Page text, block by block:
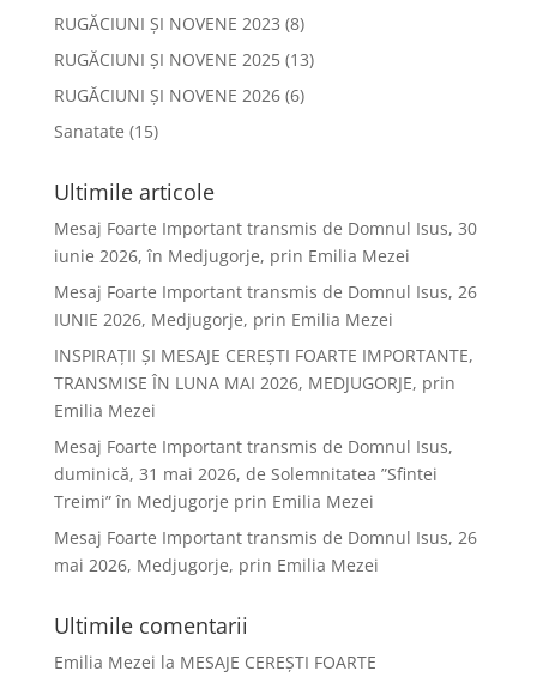
RUGĂCIUNI ȘI NOVENE 2023 (8)
RUGĂCIUNI ȘI NOVENE 2025(13)
RUGĂCIUNI ȘI NOVENE 2026(6)
Sanatate (15)
Ultimile articole
Mesaj Foarte Important transmis de Domnul Isus, 30
iunie 2026, în Medjugorje, prin Emilia Mezei
Mesaj Foarte Important transmis de Domnul Isus, 26
IUNIE 2026, Medjugorje, prin Emilia Mezei
INSPIRAȚII ȘI MESAJE CEREȘTI FOARTE IMPORTANTE,
TRANSMISE ÎN LUNA MAI 2026, MEDJUGORJE, prin
Emilia Mezei
Mesaj Foarte Important transmis de Domnul Isus,
duminică, 31 mai 2026, de Solemnitatea ”Sfintei
Treimi” în Medjugorje prin Emilia Mezei
Mesaj Foarte Important transmis de Domnul Isus, 26
mai 2026, Medjugorje, prin Emilia Mezei
Ultimile comentarii
Emilia Mezei la MESAJE CEREȘTI FOARTE